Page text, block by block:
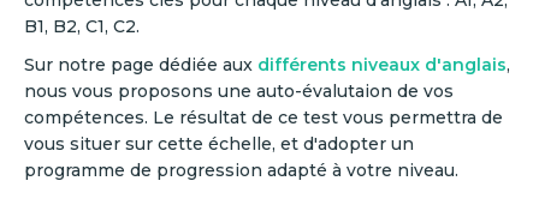
B1, B2, C1, C2.
Sur notre page dédiée aux différents niveaux d'anglais,
nous vous proposons une auto-évalutaion de vos
compétences. Le résultat de ce test vous permettra de
vous situer sur cette échelle, et d'adopter un
programme de progression adapté à votre niveau.